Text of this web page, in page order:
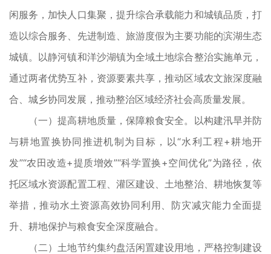
闲服务，加快人口集聚，提升综合承载能力和城镇品质，打
造以综合服务、先进制造、旅游度假为主要功能的滨湖生态
城镇。以静河镇和洋沙湖镇为全域土地综合整治实施单元，
通过两者优势互补，资源要素共享，推动区域农文旅深度融
合、城乡协同发展，推动整治区域经济社会高质量发展。
（一）提高耕地质量，保障粮食安全。以构建汛旱并防
与耕地置换协同推进机制为目标，以“水利工程+耕地开
发”“农田改造+提质增效”“科学置换+空间优化”为路径，依
托区域水资源配置工程、灌区建设、土地整治、耕地恢复等
举措，推动水土资源高效协同利用、防灾减灾能力全面提
升、耕地保护与粮食安全深度融合。
（二）土地节约集约盘活闲置建设用地，严格控制建设